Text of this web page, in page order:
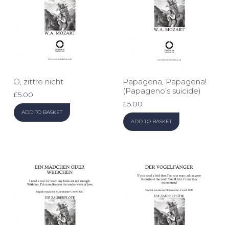
O, zittre nicht
£5.00
ADD TO BASKET
Papagena, Papagena!
(Papageno’s suicide)
£5.00
ADD TO BASKET